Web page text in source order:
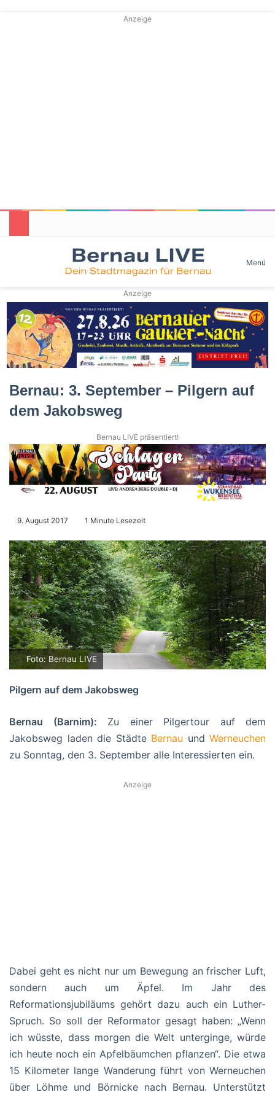
Anzeige
Skin umschalten Menü
Anzeige
Bernau: 3. September – Pilgern auf
dem Jakobsweg
Bernau LIVE präsentiert!
9. August 2017 1 Minute Lesezeit
Foto: Bernau LIVE
Pilgern auf dem Jakobsweg
Bernau (Barnim): Zu einer Pilgertour auf dem
Jakobsweg laden die Städte Bernau und Werneuchen
zu Sonntag, den 3. September alle Interessierten ein.
Anzeige
Dabei geht es nicht nur um Bewegung an frischer Luft,
sondern auch um Äpfel. Im Jahr des
Reformationsjubiläums gehört dazu auch ein Luther-
Spruch. So soll der Reformator gesagt haben: „Wenn
ich wüsste, dass morgen die Welt unterginge, würde
ich heute noch ein Apfelbäumchen pflanzen“. Die etwa
15 Kilometer lange Wanderung führt von Werneuchen
über Löhme und Börnicke nach Bernau. Unterstützt